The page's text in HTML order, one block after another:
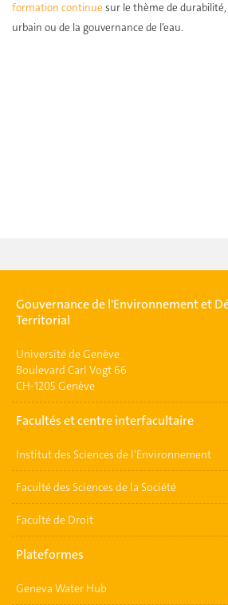
formation continue sur le thème de
urbain ou de la gouvernance de l’eau.
Gouvernance de l'Environnement et
Territorial
Université de Genève
Boulevard Carl Vogt 66
CH-1205 Genève
Facultés et centre interfacultaire
Institut des Sciences de l'Environnement
Faculté des Sciences de la Société
Faculté de Droit
Plateformes
Geneva Water Hub